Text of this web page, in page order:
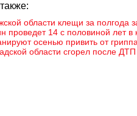
области клещи за полгода
проведет 14 с половиной лет в
осенью привить от
области сгорел после